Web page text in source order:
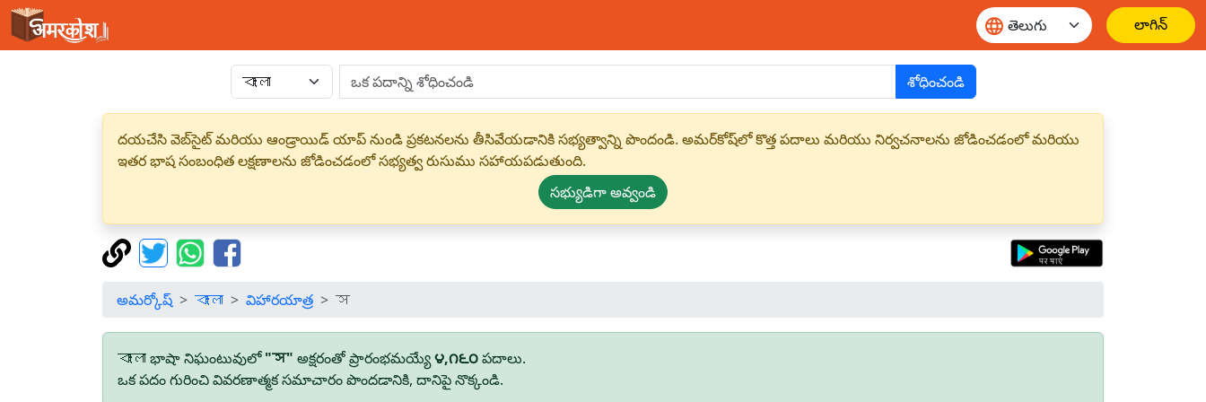
లాగిన్
శోధించండి
దయచేసి వెబ్‌సైట్ మరియు ఆండ్రాయిడ్ యాప్ నుండి ప్రకటనలను తీసివేయడానికి సభ్యత్వాన్ని పొందండి. అమర్‌కోష్‌లో కొత్త పదాలు మరియు నిర్వచనాలను జోడించడంలో మరియు
ఇతర భాష సంబంధిత లక్షణాలను జోడించడంలో సభ్యత్వ రుసుము సహాయపడుతుంది.
సభ్యుడిగా అవ్వండి
అమర్కోష్ বাংলা విహారయాత్ర স
বাংলা భాషా నిఘంటువులో"স" అక్షరంతో ప్రారంభమయ్యే౪,౧౬౦పదాలు.
ఒక పదం గురించి వివరణాత్మక సమాచారం పొందడానికి, దానిపై నొక్కండి.